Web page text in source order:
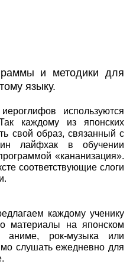
и методики для
языку.
используются
каждому из японских
свой образ, связанный с
лайфхак в обучении
«кананизация».
соответствующие слоги
каждому ученику
материалы на японском
рок-музыка или
слушать ежедневно для